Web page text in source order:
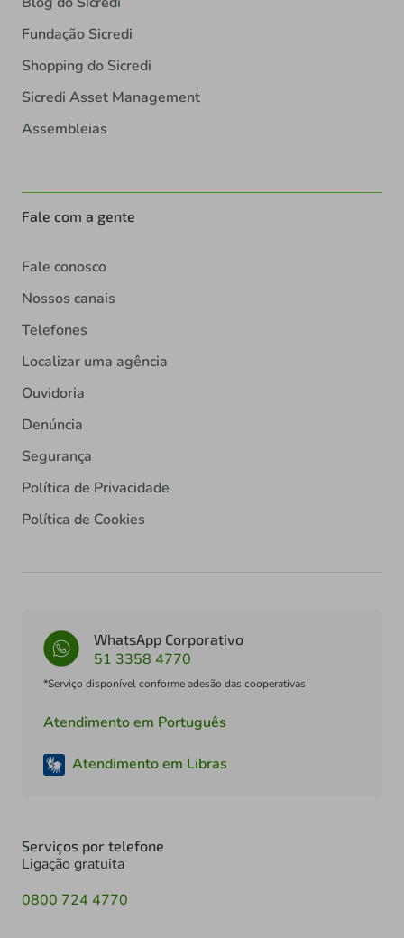
Fundação Sicredi
Shopping do Sicredi
Sicredi Asset Management
Assembleias
Fale com a gente
Fale conosco
Nossos canais
Telefones
Localizar uma agência
Ouvidoria
Denúncia
Segurança
Política de Privacidade
Política de Cookies
WhatsApp Corporativo
51 3358 4770
*Serviço disponível conforme adesão das cooperativas
Atendimento em Português
Atendimento em Libras
Serviços por telefone
Ligação gratuita
0800 724 4770